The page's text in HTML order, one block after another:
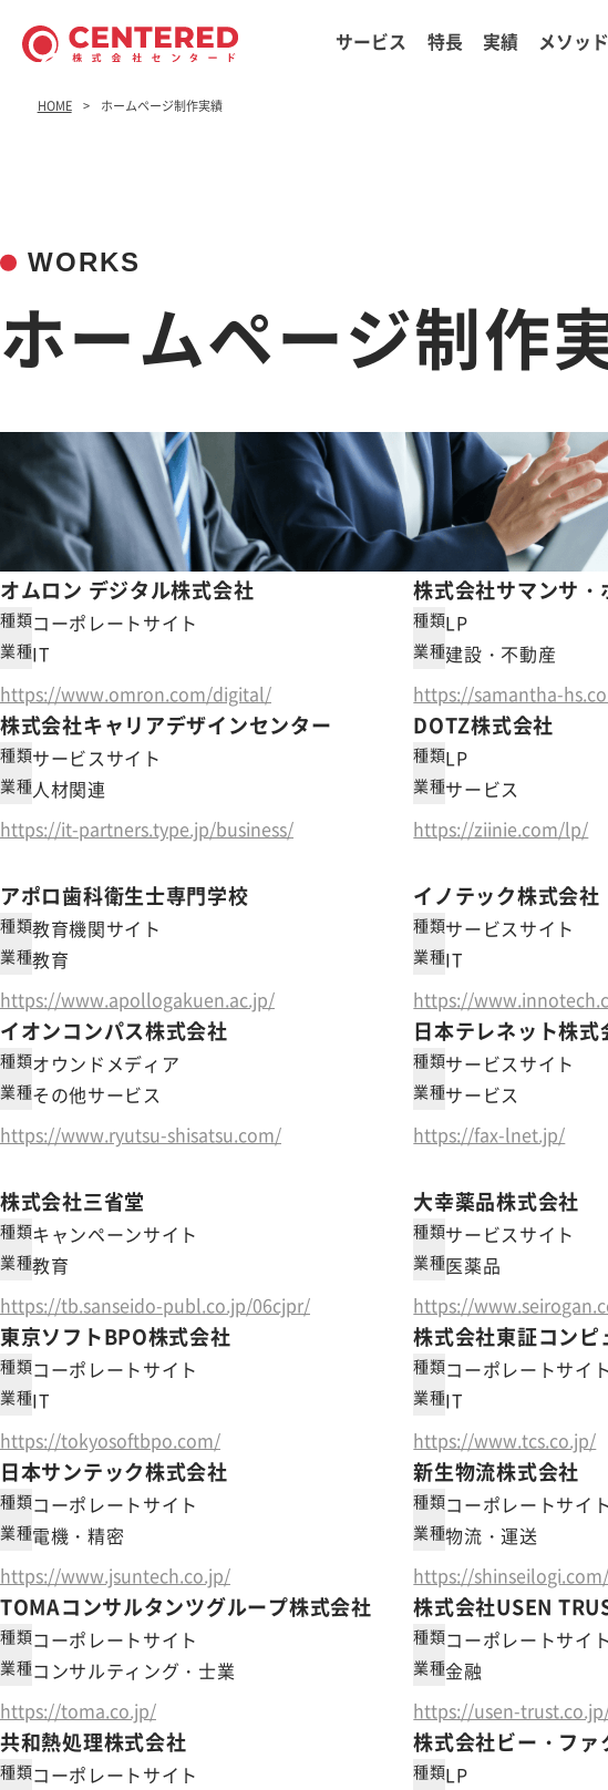
サービス 特長 実績 メソッド
HOME ホームページ制作実績
WORKS
ホームページ制作
オムロン デジタル株式会社
種類コーポレートサイト
業種IT
https://www.omron.com/digital/
株式会社サマンサ
種類LP
業種建設・不動産
https://samantha-
株式会社キャリアデザインセンター
種類サービスサイト
業種人材関連
https://it-partners.type.jp/business/
DOTZ株式会社
種類LP
業種サービス
https://ziinie.com/lp/
アポロ歯科衛生士専門学校
種類教育機関サイト
業種教育
https://www.apollogakuen.ac.jp/
イノテック株式会社
種類サービスサイト
業種IT
https://
イオンコンパス株式会社
種類オウンドメディア
業種その他サービス
https://www.ryutsu-shisatsu.com/
日本テレネット株式
種類サービスサイト
業種サービス
https://fax-lnet.jp/
株式会社三省堂
種類キャンペーンサイト
業種教育
https://tb.sanseido-publ.co.jp/06cjpr/
大幸薬品株式会社
種類サービスサイト
業種医薬品
https://
東京ソフトBPO株式会社
種類コーポレートサイト
業種IT
https://tokyosoftbpo.com/
株式会社東証コンピ
種類コーポレートサイト
業種IT
https://www.tcs.co.jp/
日本サンテック株式会社
種類コーポレートサイト
業種電機・精密
https://www.jsuntech.co.jp/
新生物流株式会社
種類コーポレートサイト
業種物流・運送
https://shinseilogi.com/
TOMAコンサルタンツグループ株式会社
種類コーポレートサイト
業種コンサルティング・士業
https://toma.co.jp/
株式会社USEN
種類コーポレートサイト
業種金融
https://usen-
共和熱処理株式会社
種類コーポレートサイト
株式会社ビー・ファ
種類LP